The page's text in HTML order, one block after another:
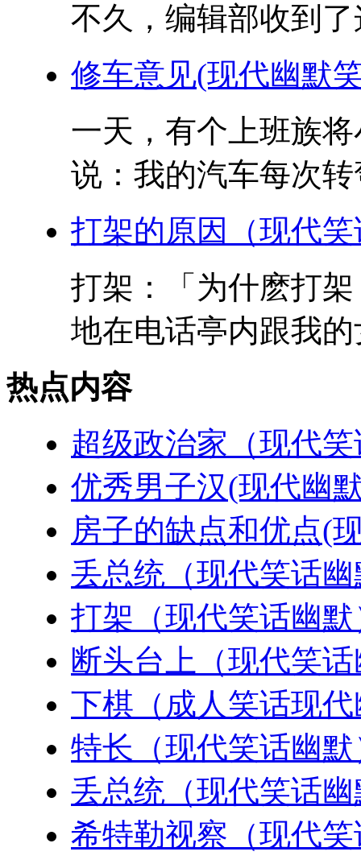
不久，编辑部收到
修车意见(现代幽默
一天，有个上班族
说：我的汽车每次
打架的原因（现代
打架：「为什麽打
地在电话亭内跟我
热点内容
超级政治家（现代
优秀男子汉(现代幽
房子的缺点和优点(
丢总统（现代笑话
打架（现代笑话幽默
断头台上（现代笑
下棋（成人笑话现
特长（现代笑话幽默
丢总统（现代笑话
希特勒视察（现代